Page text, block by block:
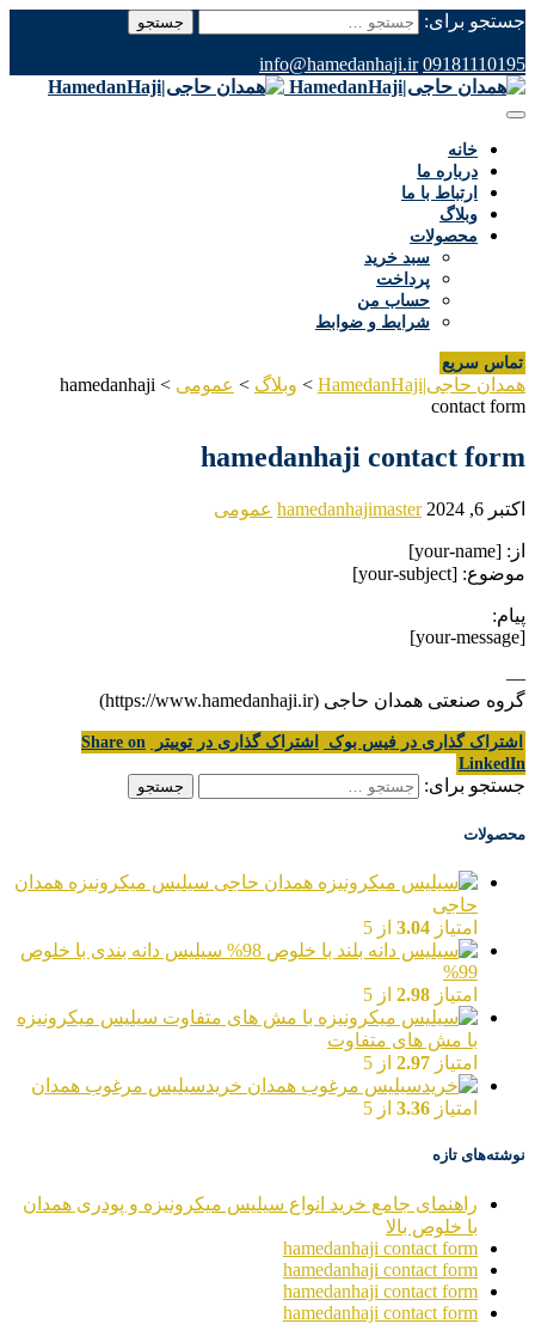
جستجو برای:
09181110195
info@hamedanhaji.ir
خانه
درباره ما
ارتباط با ما
وبلاگ
محصولات
سبد خرید
پرداخت
حساب من
شرایط و ضوابط
تماس سریع
همدان حاجی|HamedanHaji > وبلاگ > عمومی >
hamedanhaji
contact form
hamedanhaji contact form
اکتبر 6, 2024 hamedanhajimaster عمومی
از: [your-name]
موضوع: [your-subject]
پیام:
[your-message]
—
گروه صنعتی همدان حاجی (https://www.hamedanhaji.ir)
اشتراک گذاری در فیس بوک اشتراک گذاری در توییتر
Share on
LinkedIn
جستجو برای:
محصولات
سیلیس میکرونیزه همدان
حاجی
امتیاز 3.04 از 5
سیلیس دانه بندی با خلوص
99%
امتیاز 2.98 از 5
سیلیس میکرونیزه
با مش های متفاوت
امتیاز 2.97 از 5
خریدسیلیس مرغوب همدان
امتیاز 3.36 از 5
نوشته‌های تازه
راهنمای جامع خرید انواع سیلیس میکرونیزه و پودری همدان
با خلوص بالا
hamedanhaji contact form
hamedanhaji contact form
hamedanhaji contact form
hamedanhaji contact form